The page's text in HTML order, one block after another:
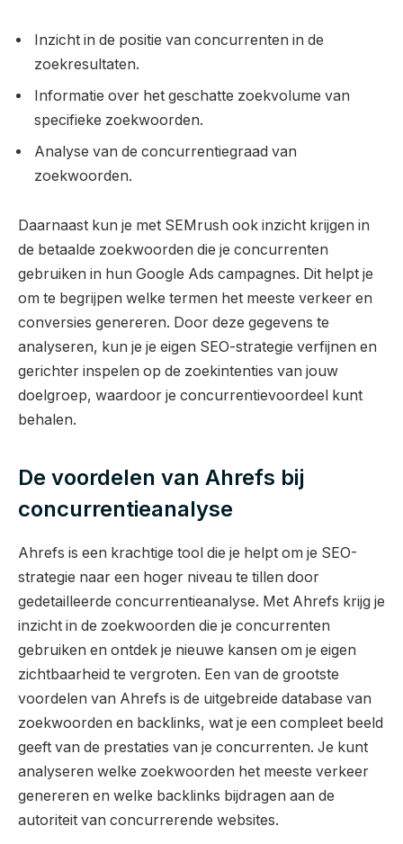
Inzicht in de positie van concurrenten in de
zoekresultaten.
Informatie over het geschatte zoekvolume van
specifieke zoekwoorden.
Analyse van de concurrentiegraad van
zoekwoorden.
Daarnaast kun je met SEMrush ook inzicht krijgen in
de betaalde zoekwoorden die je concurrenten
gebruiken in hun Google Ads campagnes. Dit helpt je
om te begrijpen welke termen het meeste verkeer en
conversies genereren. Door deze gegevens te
analyseren, kun je je eigen SEO-strategie verfijnen en
gerichter inspelen op de zoekintenties van jouw
doelgroep, waardoor je concurrentievoordeel kunt
behalen.
De voordelen van Ahrefs bij
concurrentieanalyse
Ahrefs is een krachtige tool die je helpt om je SEO-
strategie naar een hoger niveau te tillen door
gedetailleerde concurrentieanalyse. Met Ahrefs krijg je
inzicht in de zoekwoorden die je concurrenten
gebruiken en ontdek je nieuwe kansen om je eigen
zichtbaarheid te vergroten. Een van de grootste
voordelen van Ahrefs is de uitgebreide database van
zoekwoorden en backlinks, wat je een compleet beeld
geeft van de prestaties van je concurrenten. Je kunt
analyseren welke zoekwoorden het meeste verkeer
genereren en welke backlinks bijdragen aan de
autoriteit van concurrerende websites.